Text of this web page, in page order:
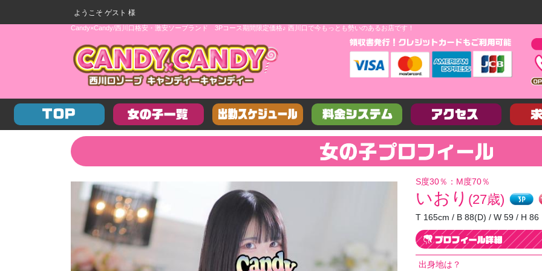
ようこそ ゲスト 様
Candy×Candy/西川口格安・激安ソープランド 3Pコース期間限定価格♪ 西川口で今もっとも勢いのあるお店です！
S度30％：M度70％
いおり (27歳)
T 165cm / B 88(D) / W 59 / H 86
出身地は？